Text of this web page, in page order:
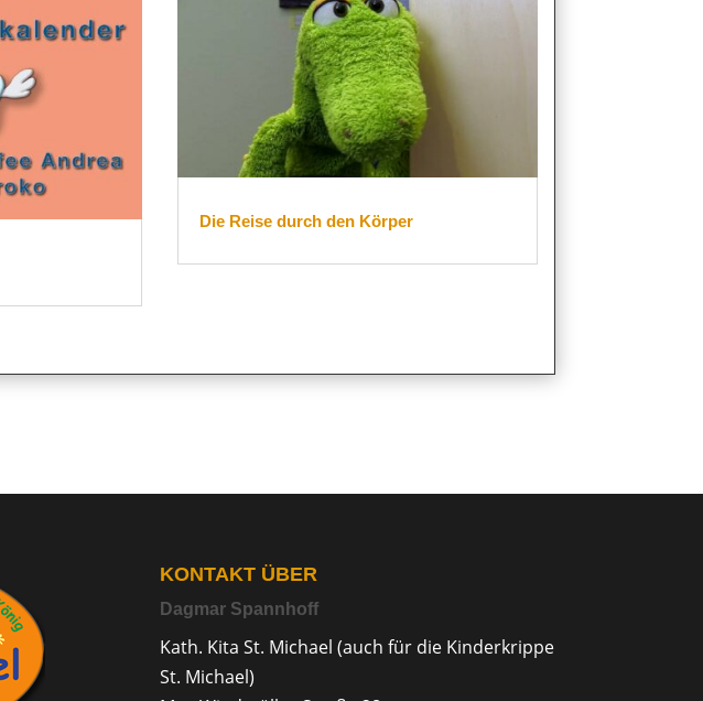
Die Reise durch den Körper
KONTAKT ÜBER
Dagmar Spannhoff
Kath. Kita St. Michael (auch für die Kinderkrippe
St. Michael)